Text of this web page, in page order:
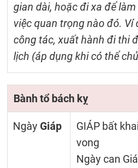
gian dài, hoặc đi xa để
việc quan trọng nào đó.
công tác, xuất hành đi thi
lịch (áp dụng khi có thể
Bành tổ bách kỵ
NgàyGiáp
GIÁP bất
vong
Ngày can